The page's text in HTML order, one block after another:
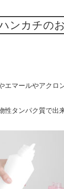
ンカチの
エマールやアクロ
性タンパク質で出